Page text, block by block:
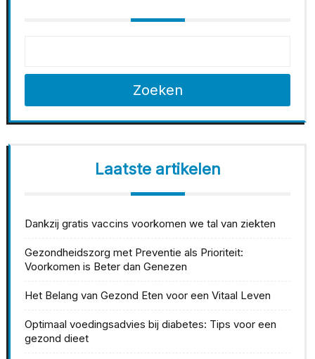
Zoeken
Laatste artikelen
Dankzij gratis vaccins voorkomen we tal van ziekten
Gezondheidszorg met Preventie als Prioriteit:
Voorkomen is Beter dan Genezen
Het Belang van Gezond Eten voor een Vitaal Leven
Optimaal voedingsadvies bij diabetes: Tips voor een
gezond dieet